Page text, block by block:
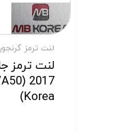
لنت ترمز گرنجور 2012 تا 2017 (HG)
Korea)